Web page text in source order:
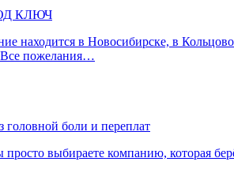
КЛЮЧ
находится в Новосибирске, в
Все пожелания…
головной боли и переплат
выбираете компанию, которая